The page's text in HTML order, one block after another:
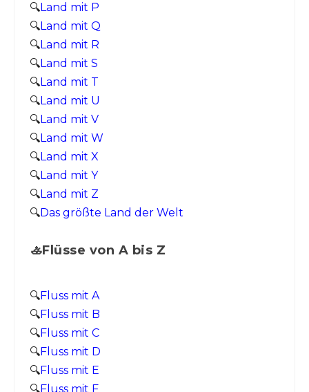
🔍Land mit P
🔍Land mit Q
🔍Land mit R
🔍Land mit S
🔍Land mit T
🔍Land mit U
🔍Land mit V
🔍Land mit W
🔍Land mit X
🔍Land mit Y
🔍Land mit Z
🔍Das größte Land der Welt
🚣Flüsse von A bis Z
🔍Fluss mit A
🔍Fluss mit B
🔍Fluss mit C
🔍Fluss mit D
🔍Fluss mit E
🔍Fluss mit F